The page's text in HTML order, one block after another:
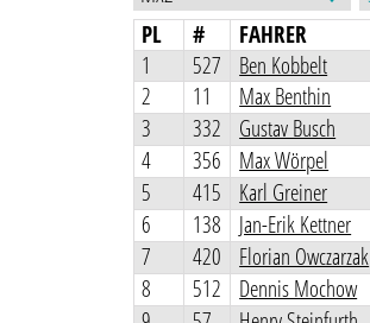
PL # FAHRER
1
527 Ben Kobbelt
2
11 Max Benthin
3
332 Gustav Busch
4
356 Max Wörpel
5
415 Karl Greiner
6
138 Jan-Erik Kettner
7
420 Florian Owczarzak
8
512 Dennis Mochow